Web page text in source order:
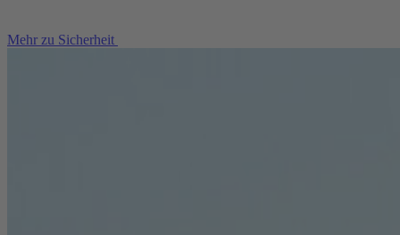
Mehr zu Sicherheit